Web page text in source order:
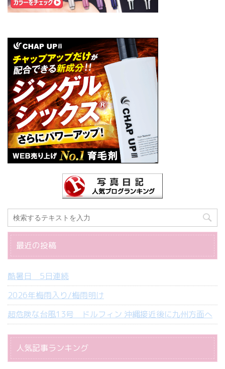
最近の投稿
酷暑日 5日連続
2026年梅雨入り/梅雨明け
超危険な台風13号 ドルフィン 沖縄接近後に九州方面へ
人気記事ランキング